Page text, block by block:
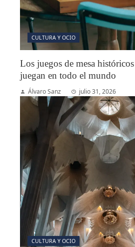
CULTURA Y OCIO
Los juegos de mesa
juegan en todo el mundo
Álvaro Sanz julio 31, 2026
CULTURA Y OCIO